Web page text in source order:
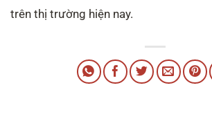
trên thị trường hiện nay.